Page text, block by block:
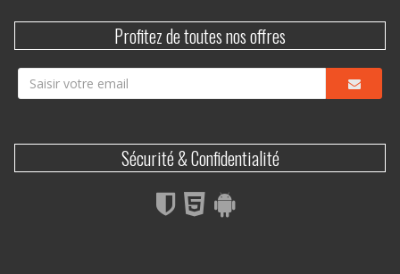
Profitez de toutes nos offres
Sécurité & Confidentialité